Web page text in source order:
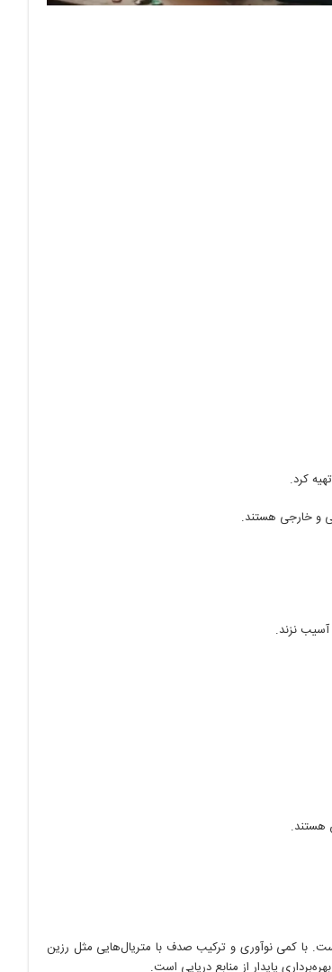
کرد.
و خارجی هستند.
آسیب نزند.
هستند.
با کمی نوآوری و ترکیب صدف با متریال‌هایی مثل رزین
پایدار از منابع دریایی است.